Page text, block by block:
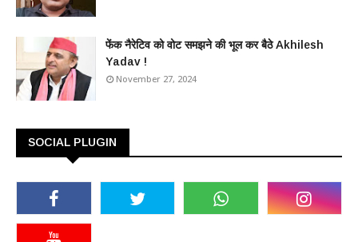
फेंक नैरेटिव को वोट समझने की भूल कर बैठे Akhilesh
Yadav !
November 27, 2024
SOCIAL PLUGIN